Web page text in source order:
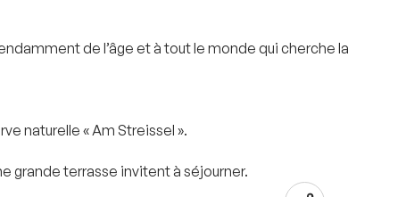
de l’âge et à tout le monde qui cherche la
naturelle « Am Streissel ».
grande terrasse invitent à séjourner.